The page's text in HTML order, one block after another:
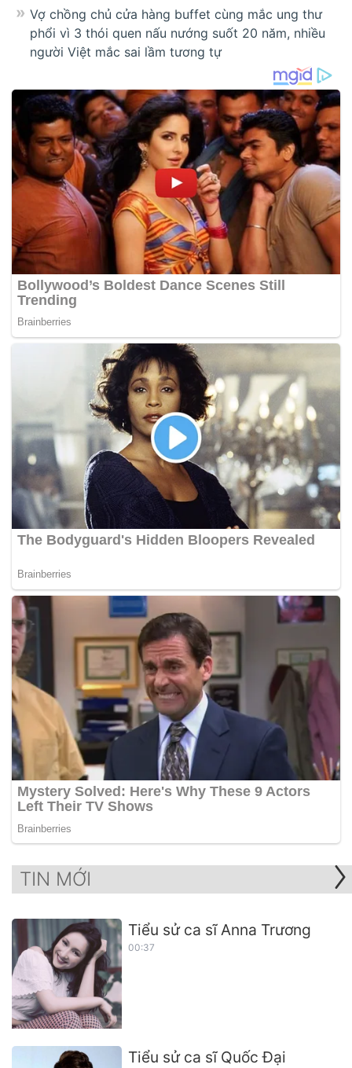
Vợ chồng chủ cửa hàng buffet cùng mắc ung thư
phổi vì 3 thói quen nấu nướng suốt 20 năm, nhiều
người Việt mắc sai lầm tương tự
TIN MỚI
Tiểu sử ca sĩ Anna Trương
00:37
Tiểu sử ca sĩ Quốc Đại